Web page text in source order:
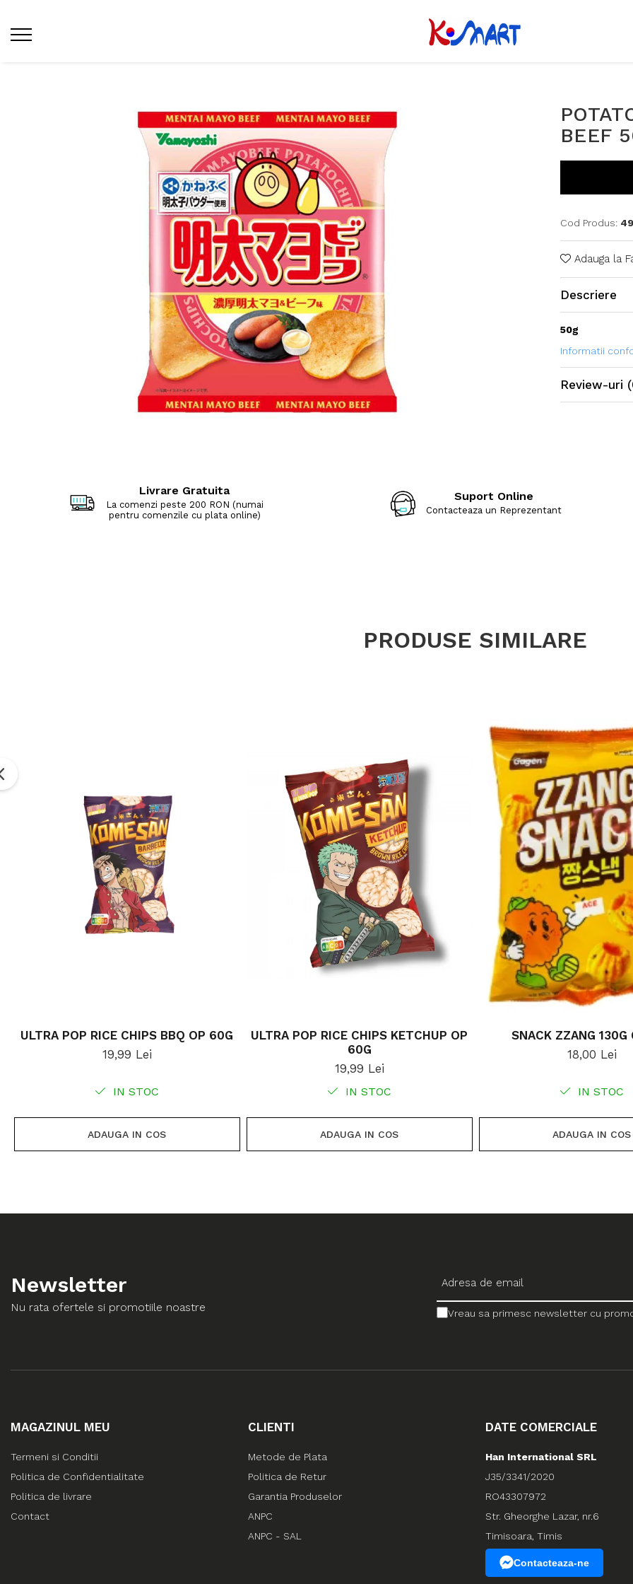
BEEF
Cod Produs:
Adauga la
Descriere
50g
Informatii
Review-uri
Livrare Gratuita
La comenzi peste 200 RON (numai
pentru comenzile cu plata online)
Suport Online
Contacteaza un Reprezentant
PRODUSE SIMILARE
ULTRA POP RICE CHIPS BBQ OP 60G
19,99 Lei
IN STOC
ADAUGA IN COS
ULTRA POP RICE CHIPS KETCHUP OP
60G
19,99 Lei
IN STOC
ADAUGA IN COS
SNACK ZZANG 130G
18,00 Lei
IN STOC
ADAUGA IN COS
Newsletter
Nu rata ofertele si promotiile noastre Vreau sa primesc newsletter cu
MAGAZINUL MEU
Termeni si Conditii
Politica de Confidentialitate
Politica de livrare
Contact
CLIENTI
Metode de Plata
Politica de Retur
Garantia Produselor
ANPC
ANPC - SAL
DATE COMERCIALE
Han International SRL
J35/3341/2020
RO43307972
Str. Gheorghe Lazar, nr.6
Timisoara, Timis
Contacteaza-ne